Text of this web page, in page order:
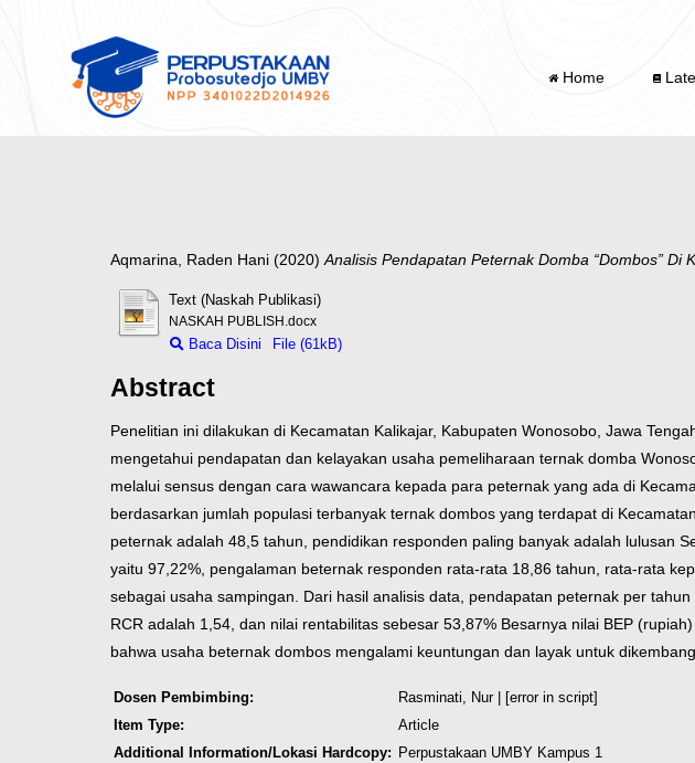
Home
Aqmarina, Raden Hani (2020)Analisis Pendapatan Peternak Domba “Dombos” Di
Text (Naskah Publikasi)
NASKAH PUBLISH.docx
Baca Disini File (61kB)
Abstract
Penelitian ini dilakukan di Kecamatan Kalikajar, Kabupaten Wonosobo, Jawa
mengetahui pendapatan dan kelayakan usaha pemeliharaan ternak domba
melalui sensus dengan cara wawancara kepada para peternak yang ada di
berdasarkan jumlah populasi terbanyak ternak dombos yang terdapat di
peternak adalah 48,5 tahun, pendidikan responden paling banyak adalah lulusan
yaitu 97,22%, pengalaman beternak responden rata-rata 18,86 tahun, rata-rata
sebagai usaha sampingan. Dari hasil analisis data, pendapatan peternak per
RCR adalah 1,54, dan nilai rentabilitas sebesar 53,87% Besarnya nilai BEP
bahwa usaha beternak dombos mengalami keuntungan dan layak untuk
Dosen Pembimbing: Rasminati, Nur| [error in script]
Item Type:
Article
Additional Information/Lokasi Hardcopy: Perpustakaan UMBY Kampus 1